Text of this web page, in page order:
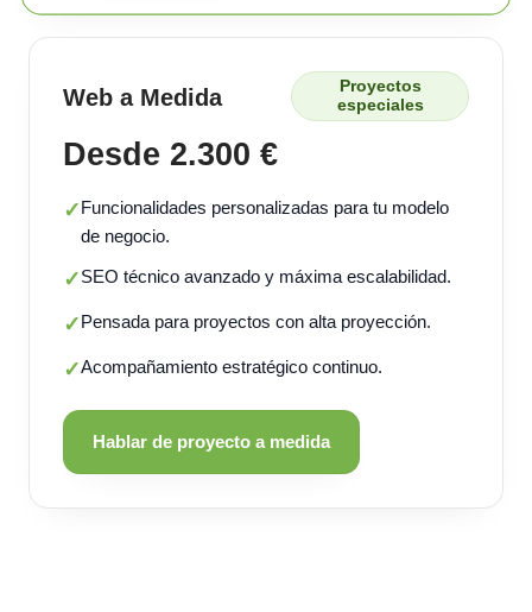
Web a Medida
Proyectos
especiales
Desde 2.300 €
✓Funcionalidades personalizadas para tu modelo
de negocio.
✓SEO técnico avanzado y máxima escalabilidad.
✓Pensada para proyectos con alta proyección.
✓Acompañamiento estratégico continuo.
Hablar de proyecto a medida